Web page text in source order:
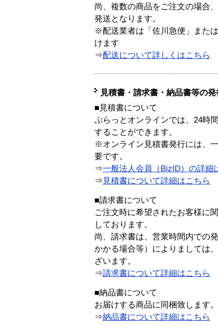
尚、複数の商品をご注文の場合
発送となります。
※配送業者は「佐川急便」また
けます
⇒配送について詳しくはこちら
見積書・請求書・納品書等の
■見積書について
ぷらっとオンラインでは、24時
することができます。
※オンライン見積書発行には、
要です。
⇒一般法人会員（BizID）の詳細
⇒ 見積書について詳細はこちら
■請求書について
ご注文時に希望されたお客様に
しております。
尚、請求書は、営業時間内での
かかる場合等）によりましては
ざいます。
⇒請求書について詳細はこちら
■納品書について
お届けする商品に同梱致します。
⇒納品書について詳細はこちら